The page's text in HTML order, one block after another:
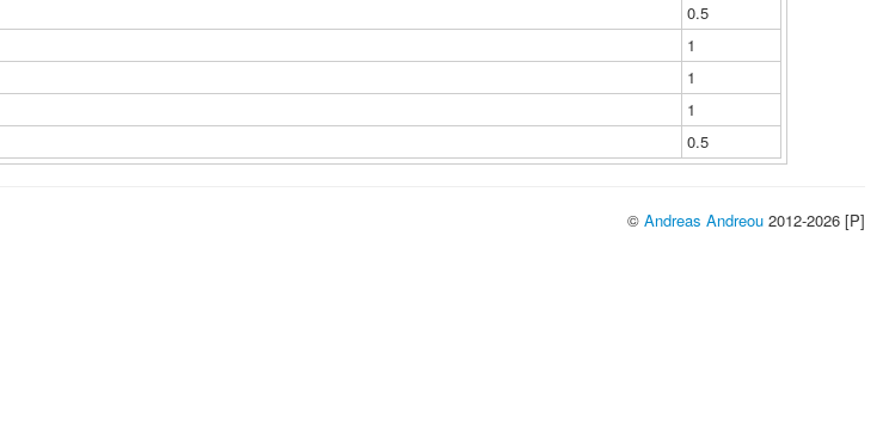
0.5
1
1
1
0.5
© Andreas Andreou 2012-2026 [P]